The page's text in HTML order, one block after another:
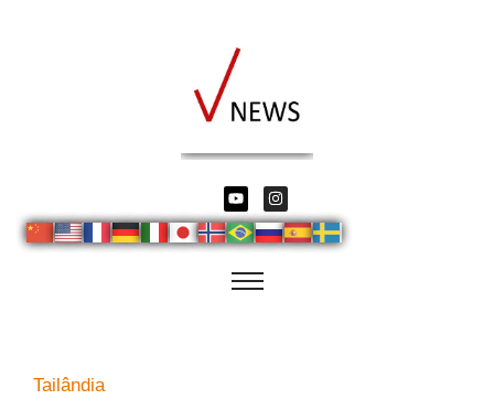
Tailândia